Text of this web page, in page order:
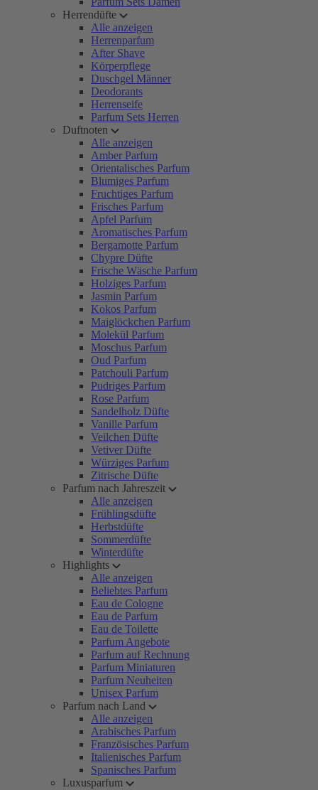
Herrendüfte
Alle anzeigen
Herrenparfum
After Shave
Körperpflege
Duschgel Männer
Deodorants
Herrenseife
Parfum Sets Herren
Duftnoten
Alle anzeigen
Amber Parfum
Orientalisches Parfum
Blumiges Parfum
Fruchtiges Parfum
Frisches Parfum
Apfel Parfum
Aromatisches Parfum
Bergamotte Parfum
Chypre Düfte
Frische Wäsche Parfum
Holziges Parfum
Jasmin Parfum
Kokos Parfum
Maiglöckchen Parfum
Molekül Parfum
Moschus Parfum
Oud Parfum
Patchouli Parfum
Pudriges Parfum
Rose Parfum
Sandelholz Düfte
Vanille Parfum
Veilchen Düfte
Vetiver Düfte
Würziges Parfum
Zitrische Düfte
Parfum nach Jahreszeit
Alle anzeigen
Frühlingsdüfte
Herbstdüfte
Sommerdüfte
Winterdüfte
Highlights
Alle anzeigen
Beliebtes Parfum
Eau de Cologne
Eau de Parfum
Eau de Toilette
Parfum Angebote
Parfum auf Rechnung
Parfum Miniaturen
Parfum Neuheiten
Unisex Parfum
Parfum nach Land
Alle anzeigen
Arabisches Parfum
Französisches Parfum
Italienisches Parfum
Spanisches Parfum
Luxusparfum